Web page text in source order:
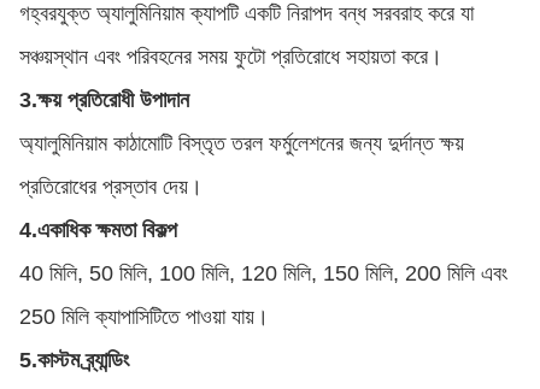
গহ্বরযুক্ত অ্যালুমিনিয়াম ক্যাপটি একটি নিরাপদ বন্ধ সরবরাহ করে যা
সঞ্চয়স্থান এবং পরিবহনের সময় ফুটো প্রতিরোধে সহায়তা করে।
3.ক্ষয় প্রতিরোধী উপাদান
অ্যালুমিনিয়াম কাঠামোটি বিস্তৃত তরল ফর্মুলেশনের জন্য দুর্দান্ত ক্ষয়
প্রতিরোধের প্রস্তাব দেয়।
4.একাধিক ক্ষমতা বিকল্প
40 মিলি, 50 মিলি, 100 মিলি, 120 মিলি, 150 মিলি, 200 মিলি এবং
250 মিলি ক্যাপাসিটিতে পাওয়া যায়।
5.কাস্টম ব্র্যান্ডিং